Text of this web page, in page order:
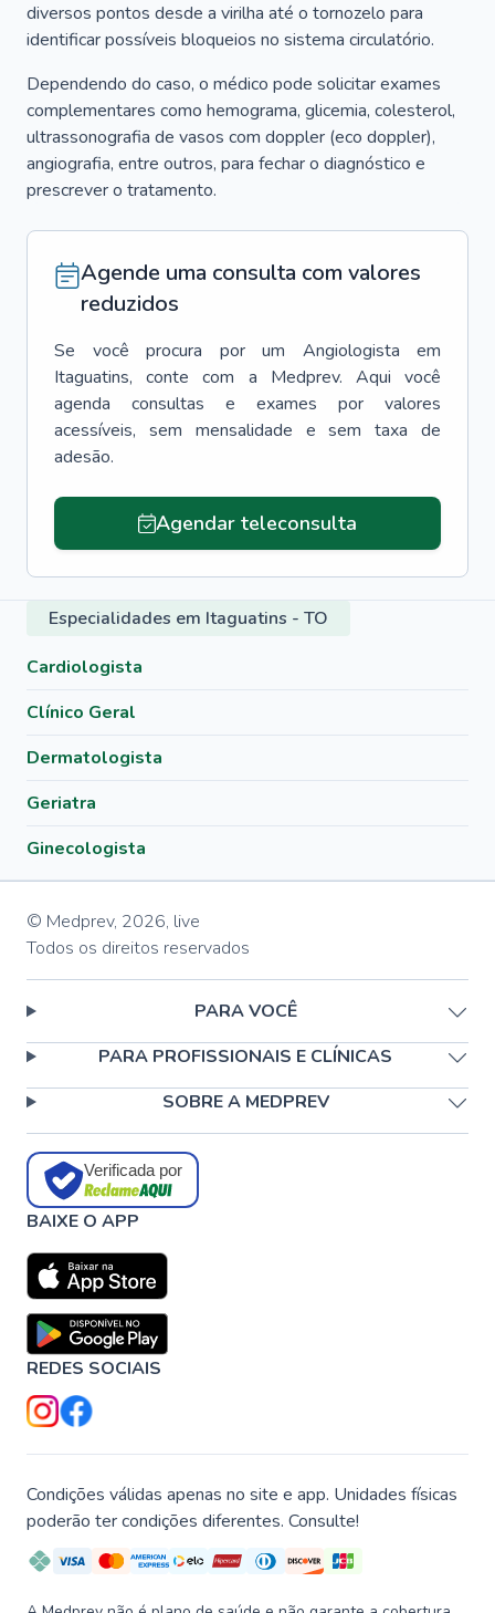
diversos pontos desde a virilha até o tornozelo para
identificar possíveis bloqueios no sistema circulatório.
Dependendo do caso, o médico pode solicitar exames
complementares como hemograma, glicemia, colesterol,
ultrassonografia de vasos com doppler (eco doppler),
angiografia, entre outros, para fechar o diagnóstico e
prescrever o tratamento.
Agende uma consulta com valores
reduzidos
Se você procura por um Angiologista
em
Itaguatins, conte com a Medprev. Aqui você
agenda consultas e exames por valores
acessíveis, sem mensalidade e sem taxa de
adesão.
Agendar teleconsulta
Especialidades em Itaguatins - TO
Cardiologista
Clínico Geral
Dermatologista
Geriatra
Ginecologista
© Medprev, 2026, live
Todos os direitos reservados
PARA VOCÊ
PARA PROFISSIONAIS E CLÍNICAS
SOBRE A MEDPREV
Verificada por
BAIXE O APP
REDES SOCIAIS
Condições válidas apenas no site e app. Unidades físicas
poderão ter condições diferentes. Consulte!